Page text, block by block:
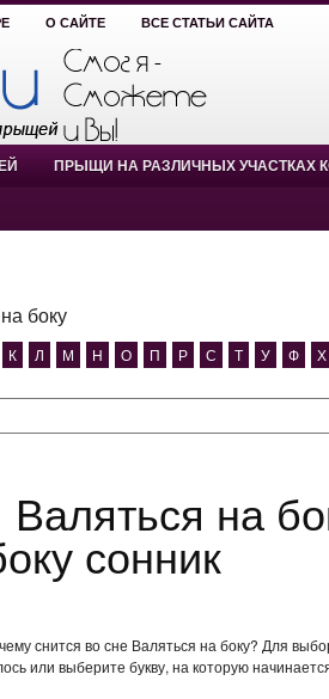
О САЙТЕ ВСЕ СТАТЬИ САЙТА
ПРЫЩИ НА РАЗЛИЧНЫХ УЧАСТКАХ
боку
К Л М Н О П Р С Т У Ф Х
сонник
снится во сне Валяться на боку? Для
или выберите букву, на которую